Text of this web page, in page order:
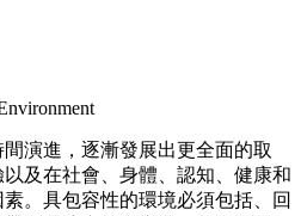
間演進，逐漸發展出更全面的取
及在社會、身體、認知、健康和
。具包容性的環境必須包括、回